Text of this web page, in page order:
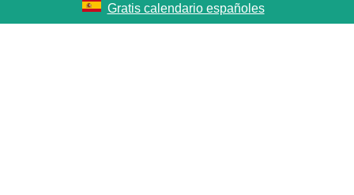
Gratis calendario españoles